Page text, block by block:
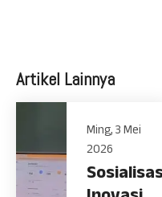
Artikel Lainnya
Ming, 3 Mei
2026